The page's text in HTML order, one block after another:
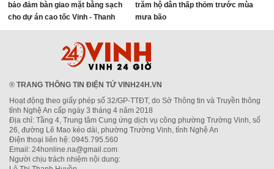
bảo đảm bàn giao mặt bằng sạch
cho dự án cao tốc Vinh - Thanh
Thủy
trăm hộ dân thấp thỏm trước mùa
mưa bão
® TRANG THÔNG TIN ĐIỆN TỬ VINH24H.VN
Hoạt động theo giấy phép số 32/GP-TTĐT, do Sở Thông tin và Truyền thông
tỉnh Nghệ An cấp ngày 3 tháng 4 năm 2018
Địa chỉ: Tầng 4, Trung tâm Cung ứng dịch vụ công phường Trường Vinh, số
26, đường Lê Mao kéo dài, phường Trường Vinh, tỉnh Nghệ An
Điện thoại liên hệ: 0945.795.560
Email: 24honline.na@gmail.com
Người chịu trách nhiệm nội dung: